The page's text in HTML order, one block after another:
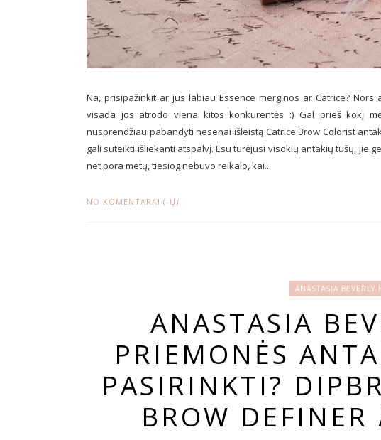
Na, prisipažinkit ar jūs labiau Essence merginos ar Catrice?
visada jos atrodo viena kitos konkurentės :) Gal prieš kokį
nusprendžiau pabandyti nesenai išleistą Catrice Brow Colorist
gali suteikti išliekanti atspalvį. Esu turėjusi visokių antakių tušų, jie
net pora metų, tiesiog nebuvo reikalo, kai...
NO KOMENTARAI (-Ų)
ANASTASIA BEVERLY
ANASTASIA
PRIEMONĖS
PASIRINKTI?
BROW